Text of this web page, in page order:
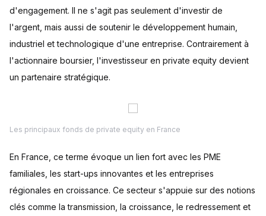
d'engagement. Il ne s'agit pas seulement d'investir de
l'argent, mais aussi de soutenir le développement humain,
industriel et technologique d'une entreprise. Contrairement à
l'actionnaire boursier, l'investisseur en private equity devient
un partenaire stratégique.
Les principaux fonds de private equity en France
En France, ce terme évoque un lien fort avec les PME
familiales, les start-ups innovantes et les entreprises
régionales en croissance. Ce secteur s'appuie sur des notions
clés comme la transmission, la croissance, le redressement et